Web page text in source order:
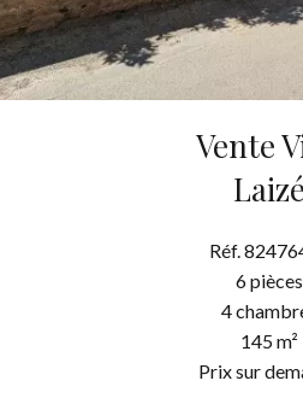
Vente
Laizé
Réf.
6 pièces
4
145 m²
Prix sur